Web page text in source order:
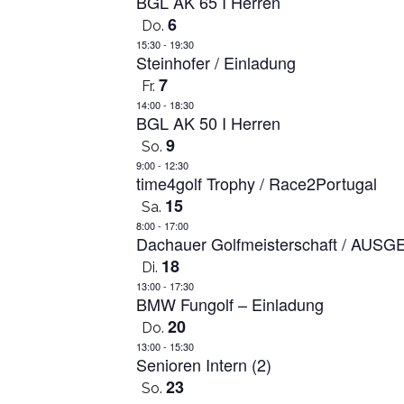
Do. 6
15:30- 19:30
Steinhofer / Einladung
Fr. 7
14:00- 18:30
BGL AK 50 I Herren
So. 9
9:00- 12:30
time4golf Trophy / Race2Portugal
Sa. 15
8:00- 17:00
Dachauer Golfmeisterschaft /
Di. 18
13:00- 17:30
BMW Fungolf – Einladung
Do. 20
13:00- 15:30
Senioren Intern (2)
So. 23